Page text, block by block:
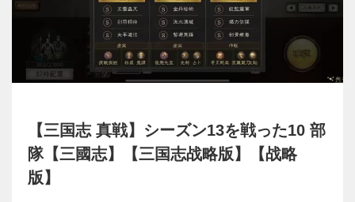
【三国志 真戦】シーズン13を戦った10 部
隊【三國志】【三国志战略版】【战略
版】